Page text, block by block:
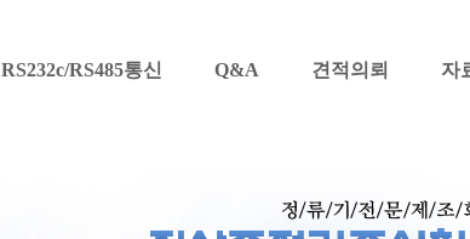
RS232c/RS485통신 Q&A 견적의뢰 자